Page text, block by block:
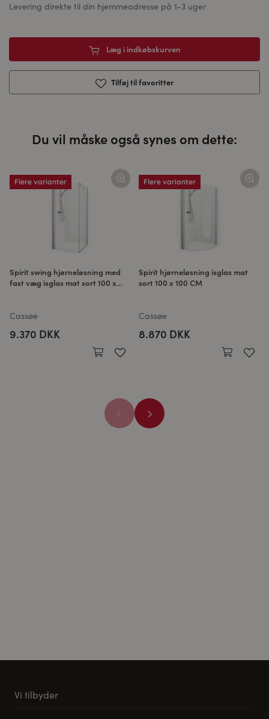
Levering direkte til din hjemmeadresse på 1-3 uger
Læg i indkøbskurven
Tilføj til favoritter
Du vil måske også synes om dette:
Flere varianter
Spirit swing hjørneløsning med
fast væg isglas mat sort 100 x
Cassøe
9.370 DKK
Flere varianter
Spirit hjørneløsning isglas mat
sort 100 x 100 CM
Cassøe
8.870 DKK
Vi tilbyder